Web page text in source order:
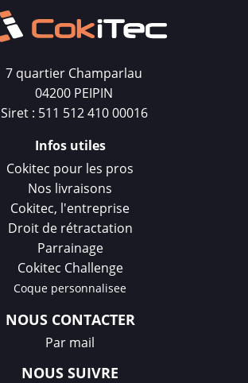
7 quartier Champarlau
04200 PEIPIN
Siret : 511 512 410 00016
Infos utiles
Cokitec pour les pros
Nos livraisons
Cokitec, l'entreprise
Droit de rétractation
Parrainage
Cokitec Challenge
Coque personnalisee
NOUS CONTACTER
Par mail
NOUS SUIVRE